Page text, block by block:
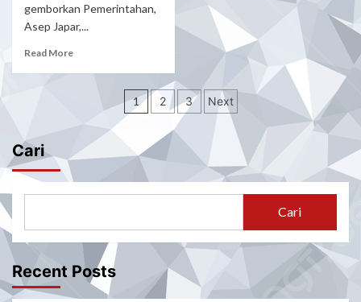
gemborkan Pemerintahan,
Asep Japar,...
Read MoreRead
SUKABUMI
2025:
Rp.
MUI
8
Miliar
Mangkrak,
Paginasi
pos
1 2 3 Next
Cari
Cari
Recent Posts